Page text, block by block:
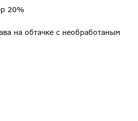
20%
на обтачке с необработаным